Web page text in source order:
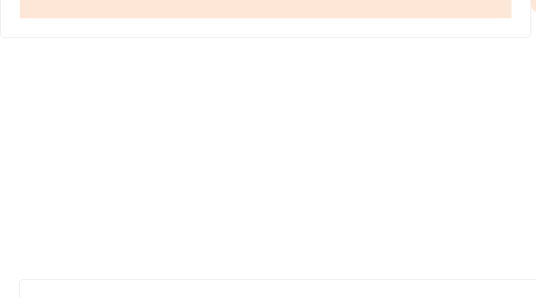
de sector la antigüedad desde la constitución es de 17 años. La media de empleados de las